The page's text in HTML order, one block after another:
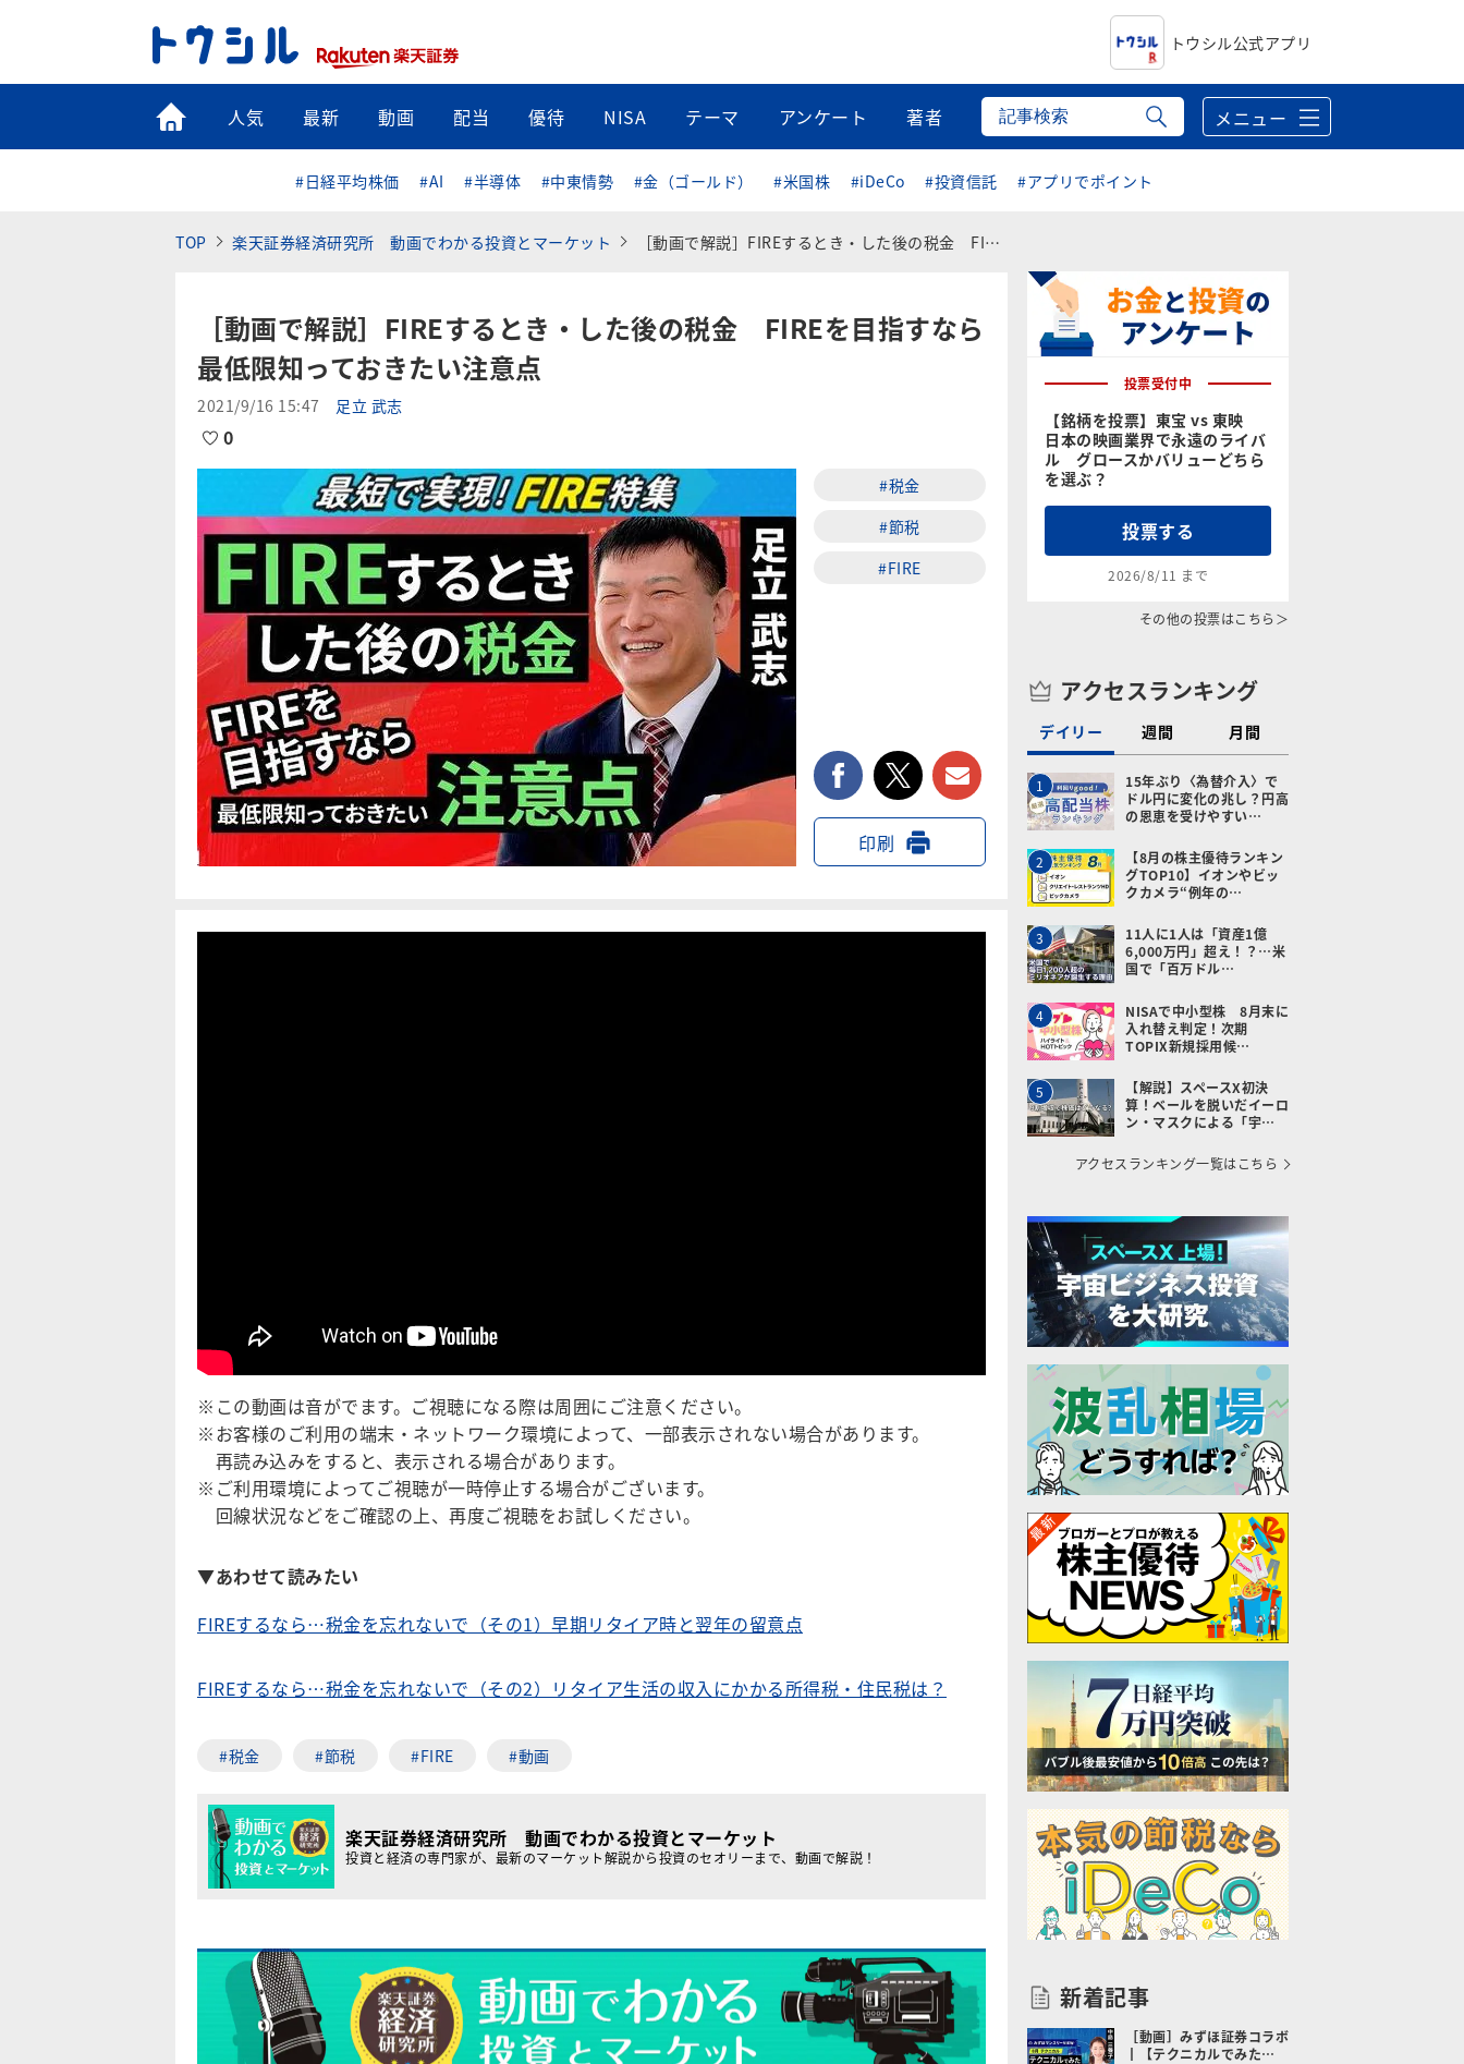
トウシル公式アプリ
トップ
人気 最新 動画 配当 優待 NISA テーマ アンケート 著者 メニュー
#日経平均株価 #AI #半導体 #中東情勢 #金（ゴールド） #米国株 #iDeCo #投資信託 #アプリでポイント
TOP 楽天証券経済研究所 動画でわかる投資とマーケット ［動画で解説］FIREするとき・した後の税金 FIREを目指すなら最低限知っておきたい注意点
［動画で解説］FIREするとき・した後の税金 FIREを目指すなら
最低限知っておきたい注意点
2021/9/16 15:47 足立 武志
0
#税金
#節税
#FIRE
facebooktwitter メールで送る
印刷
※この動画は音がでます。ご視聴になる際は周囲にご注意ください。
※お客様のご利用の端末・ネットワーク環境によって、一部表示されない場合があります。
再読み込みをすると、表示される場合があります。
※ご利用環境によってご視聴が一時停止する場合がございます。
回線状況などをご確認の上、再度ご視聴をお試しください。
▼あわせて読みたい
FIREするなら…税金を忘れないで（その1）早期リタイア時と翌年の留意点
FIREするなら…税金を忘れないで（その2）リタイア生活の収入にかかる所得税・住民税は？
#税金 #節税 #FIRE #動画
楽天証券経済研究所 動画でわかる投資とマーケット
投資と経済の専門家が、最新のマーケット解説から投資のセオリーまで、動画で解説！
投票受付中
【銘柄を投票】東宝 vs 東映
日本の映画業界で永遠のライバ
ル グロースかバリューどちら
を選ぶ？
投票する
2026/8/11 まで
その他の投票はこちら＞
アクセスランキング
デイリー 週間 月間
1
15年ぶり〈為替介入〉で
ドル円に変化の兆し？円高
の恩恵を受けやすい…
2
【8月の株主優待ランキン
グTOP10】イオンやビッ
クカメラ“例年の…
3
11人に1人は「資産1億
6,000万円」超え！？…米
国で「百万ドル…
4
NISAで中小型株 8月末に
入れ替え判定！次期
TOPIX新規採用候…
5
【解説】スペースX初決
算！ベールを脱いだイーロ
ン・マスクによる「宇…
アクセスランキング一覧はこちら
新着記事
［動画］みずほ証券コラボ
┃【テクニカルでみた…